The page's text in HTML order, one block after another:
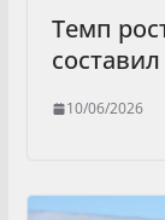
Темп
10/06/2026